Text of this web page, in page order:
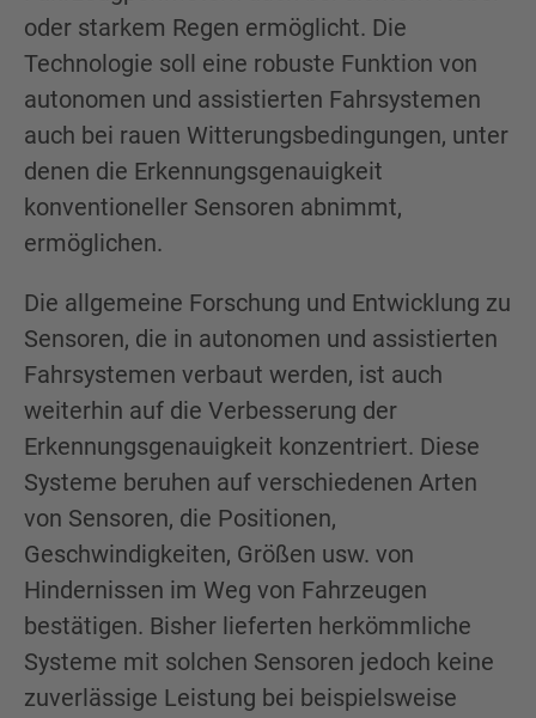
oder starkem Regen ermöglicht. Die
Technologie soll eine robuste Funktion von
autonomen und assistierten Fahrsystemen
auch bei rauen Witterungsbedingungen, unter
denen die Erkennungsgenauigkeit
konventioneller Sensoren abnimmt,
ermöglichen.
Die allgemeine Forschung und Entwicklung zu
Sensoren, die in autonomen und assistierten
Fahrsystemen verbaut werden, ist auch
weiterhin auf die Verbesserung der
Erkennungsgenauigkeit konzentriert. Diese
Systeme beruhen auf verschiedenen Arten
von Sensoren, die Positionen,
Geschwindigkeiten, Größen usw. von
Hindernissen im Weg von Fahrzeugen
bestätigen. Bisher lieferten herkömmliche
Systeme mit solchen Sensoren jedoch keine
zuverlässige Leistung bei beispielsweise